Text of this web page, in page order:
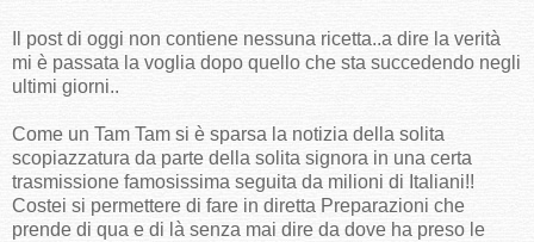
Il post di oggi non contiene nessuna ricetta..a dire la verità
mi è passata la voglia dopo quello che sta succedendo negli
ultimi giorni..
Come un Tam Tam si è sparsa la notizia della solita
scopiazzatura da parte della solita signora in una certa
trasmissione famosissima seguita da milioni di Italiani!!
Costei si permettere di fare in diretta Preparazioni che
prende di qua e di là senza mai dire da dove ha preso le